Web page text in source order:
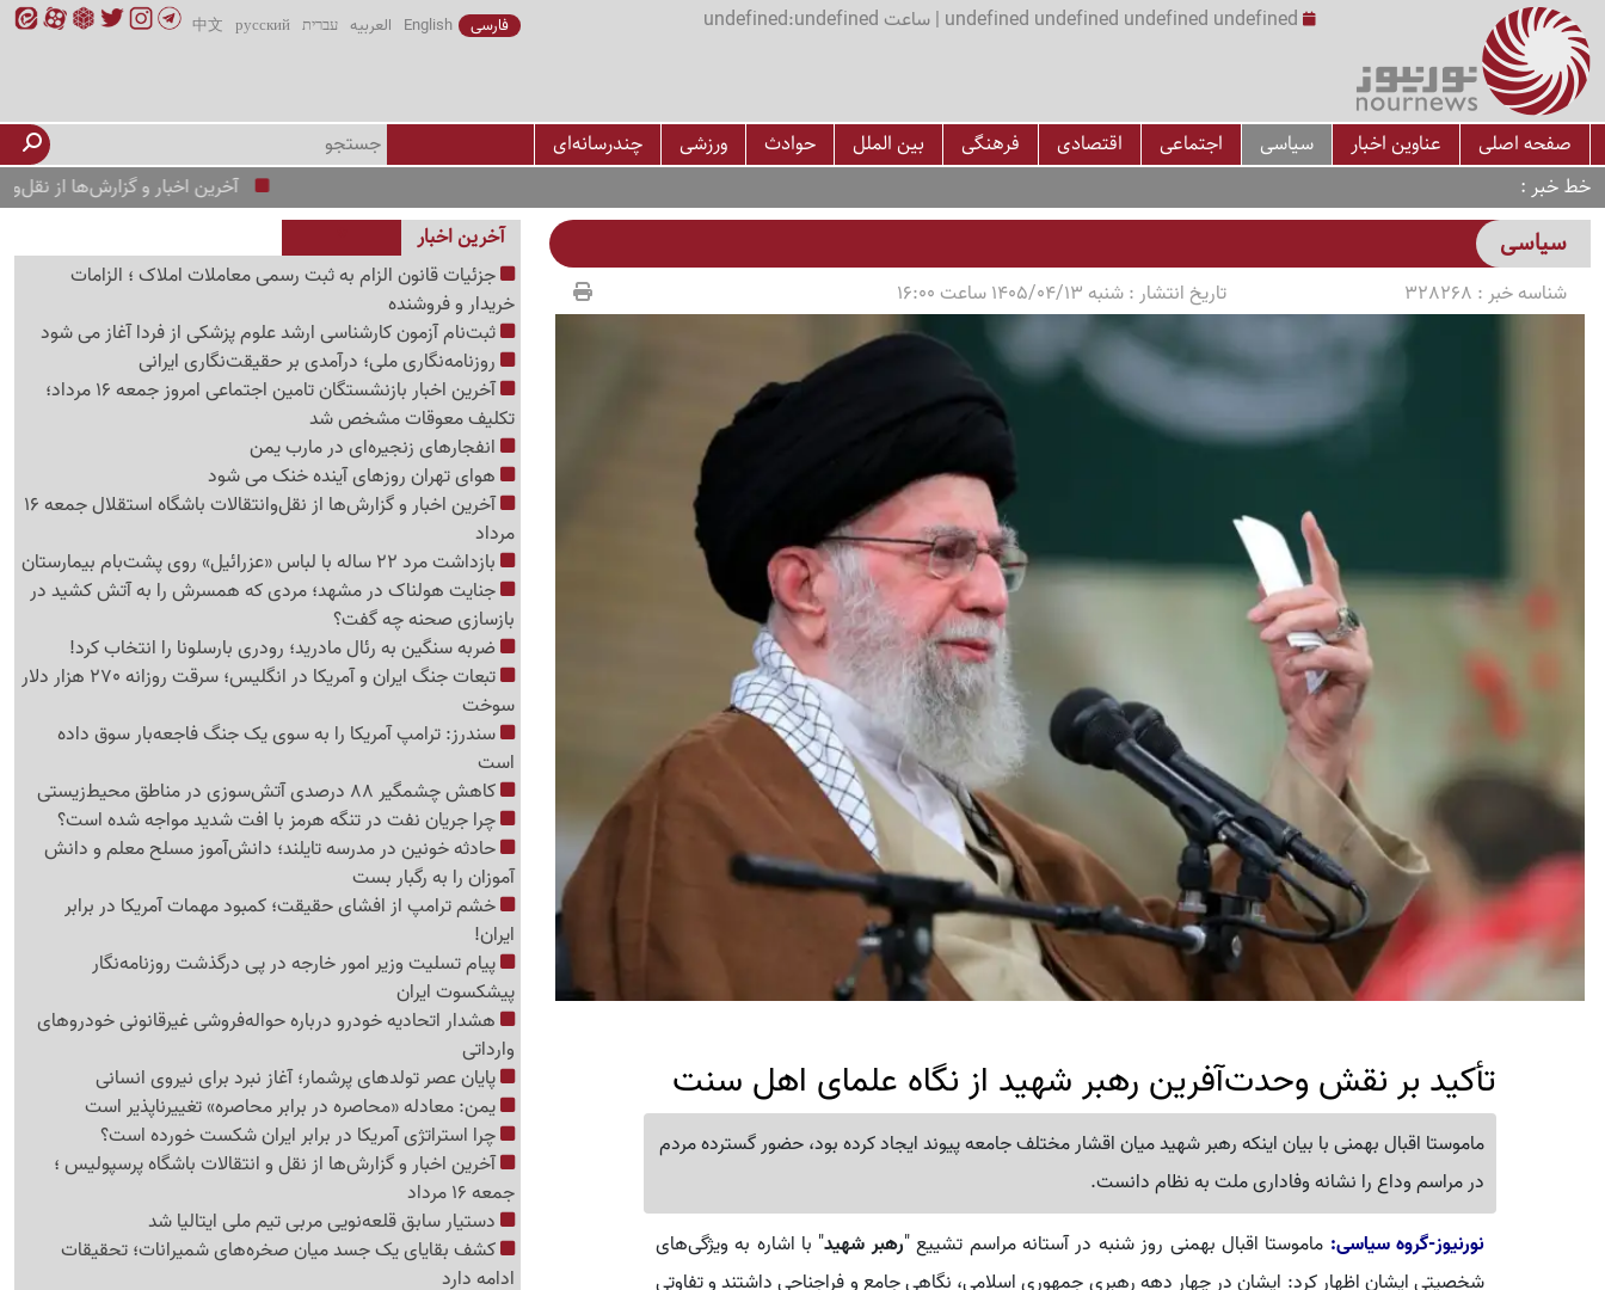
undefined undefined undefined undefined | ساعت undefined:undefined فارسی English العربیه עברית русский
中文
صفحه اصلی عناوین اخبار سیاسی اجتماعی اقتصادی فرهنگی بین الملل حوادث ورزشی
چندرسانه‌ای
خط خبر
آخرین اخبار و گزارش‌ها از نقل‌وانتقالات
سیاسی
شناسه خبر : 328268 تاریخ انتشار :شنبه 1405/04/13 ساعت 16:00
تأکید بر نقش وحدت‌آفرین رهبر شهید از نگاه علمای اهل سنت
ماموستا اقبال بهمنی با بیان اینکه رهبر شهید میان اقشار مختلف جامعه پیوند ایجاد کرده بود، حضور گسترده مردم
در مراسم وداع را نشانه وفاداری ملت به نظام دانست.
نورنیوز-گروه سیاسی: ماموستا اقبال بهمنی روز شنبه در آستانه مراسم تشییع "رهبر شهید" با اشاره به ویژگی‌های
شخصیتی ایشان اظهار کرد: ایشان در چهار دهه رهبری جمهوری اسلامی، نگاهی جامع و فراجناحی داشتند و تفاوتی
آخرین اخبار
جزئیات قانون الزام به ثبت رسمی معاملات املاک ؛ الزامات
خریدار و فروشنده
ثبت‌نام‌ آزمون کارشناسی ارشد علوم پزشکی از فردا آغاز می شود
روزنامه‌نگاری ملی؛ درآمدی بر حقیقت‌نگاری ایرانی
آخرین اخبار بازنشستگان تامین اجتماعی امروز جمعه 16 مرداد؛
تکلیف معوقات مشخص شد
انفجارهای زنجیره‌ای در مارب یمن
هوای تهران روزهای آینده خنک می شود
آخرین اخبار و گزارش‌ها از نقل‌وانتقالات باشگاه استقلال جمعه 16
مرداد
بازداشت مرد 22 ساله با لباس «عزرائیل» روی پشت‌بام بیمارستان
جنایت هولناک در مشهد؛ مردی که همسرش را به آتش کشید در
بازسازی صحنه چه گفت؟
ضربه سنگین به رئال مادرید؛ رودری بارسلونا را انتخاب کرد!
تبعات جنگ ایران و آمریکا در انگلیس؛ سرقت روزانه 270 هزار دلار
سوخت
سندرز: ترامپ آمریکا را به سوی یک جنگ فاجعه‌بار سوق داده
است
کاهش چشمگیر 88 درصدی آتش‌سوزی در مناطق محیط‌زیستی
چرا جریان نفت در تنگه هرمز با افت شدید مواجه شده است؟
حادثه خونین در مدرسه تایلند؛ دانش‌آموز مسلح معلم و دانش
آموزان را به رگبار بست
خشم ترامپ از افشای حقیقت؛ کمبود مهمات آمریکا در برابر
ایران!
پیام تسلیت وزیر امور خارجه در پی درگذشت روزنامه‌نگار
پیشکسوت ایران
هشدار اتحادیه خودرو درباره حواله‌فروشی غیرقانونی خودروهای
وارداتی
پایان عصر تولدهای پرشمار؛ آغاز نبرد برای نیروی انسانی
یمن: معادله «محاصره در برابر محاصره» تغییرناپذیر است
چرا استراتژی آمریکا در برابر ایران شکست خورده است؟
آخرین اخبار و گزارش‌ها از نقل و انتقالات باشگاه پرسپولیس ؛
جمعه 16 مرداد
دستیار سابق قلعه‌نویی مربی تیم ملی ایتالیا شد
کشف بقایای یک جسد میان صخره‌های شمیرانات؛ تحقیقات
ادامه دارد